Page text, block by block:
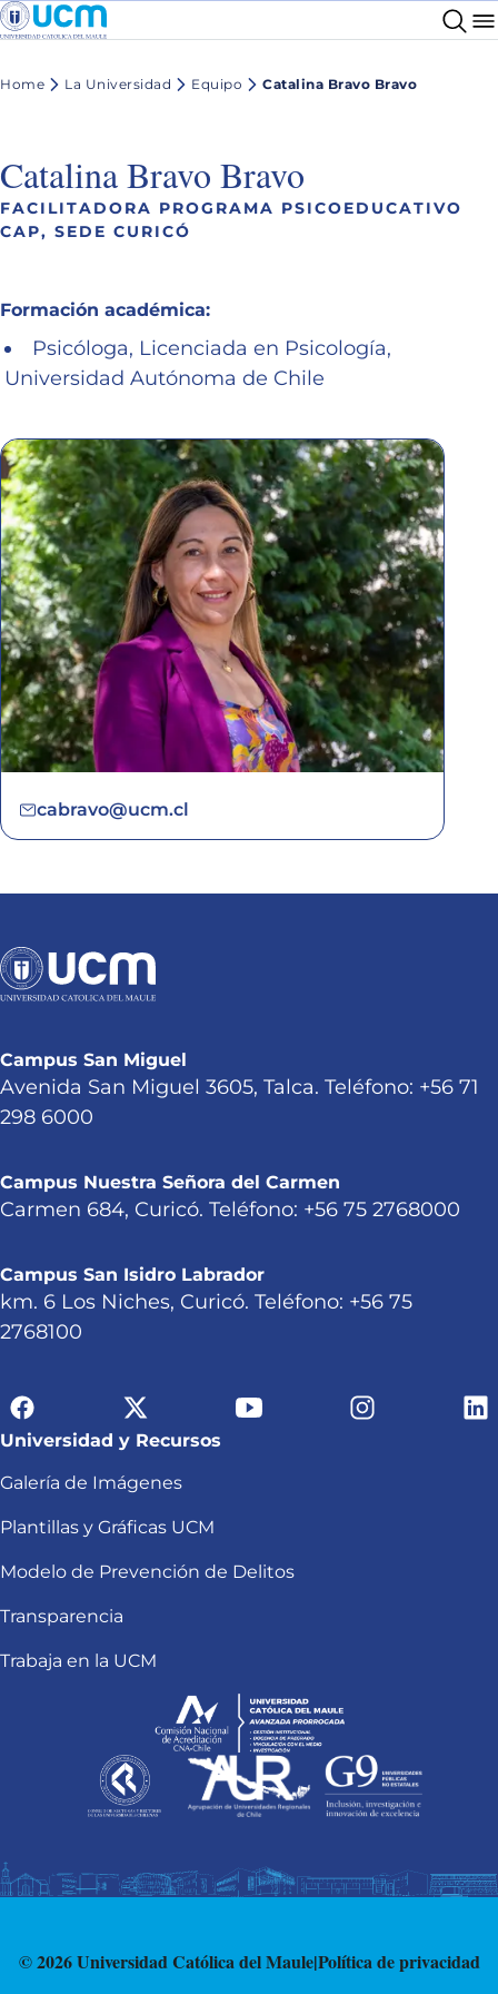
Home La Universidad Equipo Catalina Bravo Bravo
Catalina Bravo Bravo
FACILITADORA PROGRAMA PSICOEDUCATIVO
CAP, SEDE CURICÓ
Formación académica:
Psicóloga, Licenciada en Psicología,
Universidad Autónoma de Chile
cabravo@ucm.cl
Campus San Miguel
Avenida San Miguel 3605, Talca. Teléfono: +56 71
298 6000
Campus Nuestra Señora del Carmen
Carmen 684, Curicó. Teléfono: +56 75 2768000
Campus San Isidro Labrador
km. 6 Los Niches, Curicó. Teléfono: +56 75
2768100
Universidad y Recursos
Galería de Imágenes
Plantillas y Gráficas UCM
Modelo de Prevención de Delitos
Transparencia
Trabaja en la UCM
© 2026 Universidad Católica del Maule|Política de privacidad